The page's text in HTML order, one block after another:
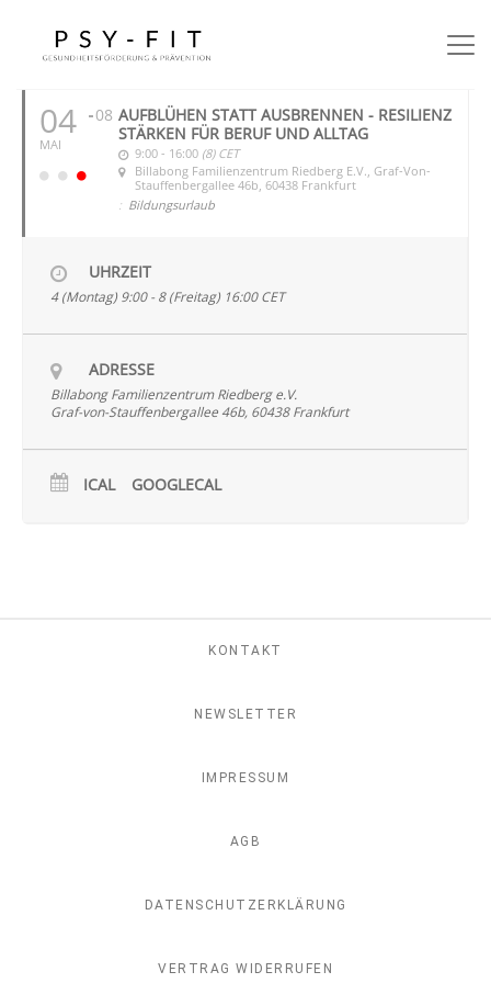
MAI 2026
04
MAI
08 AUFBLÜHEN STATT AUSBRENNEN - RESILIENZ
STÄRKEN FÜR BERUF UND ALLTAG
9:00 - 16:00 (8) CET
Billabong Familienzentrum Riedberg E.V., Graf-Von-
Stauffenbergallee 46b, 60438 Frankfurt
: Bildungsurlaub
UHRZEIT
4 (Montag) 9:00 - 8 (Freitag) 16:00CET
ADRESSE
Billabong Familienzentrum Riedberg e.V.
Graf-von-Stauffenbergallee 46b, 60438 Frankfurt
ICAL GOOGLECAL
KONTAKT
NEWSLETTER
IMPRESSUM
AGB
DATENSCHUTZERKLÄRUNG
VERTRAG WIDERRUFEN